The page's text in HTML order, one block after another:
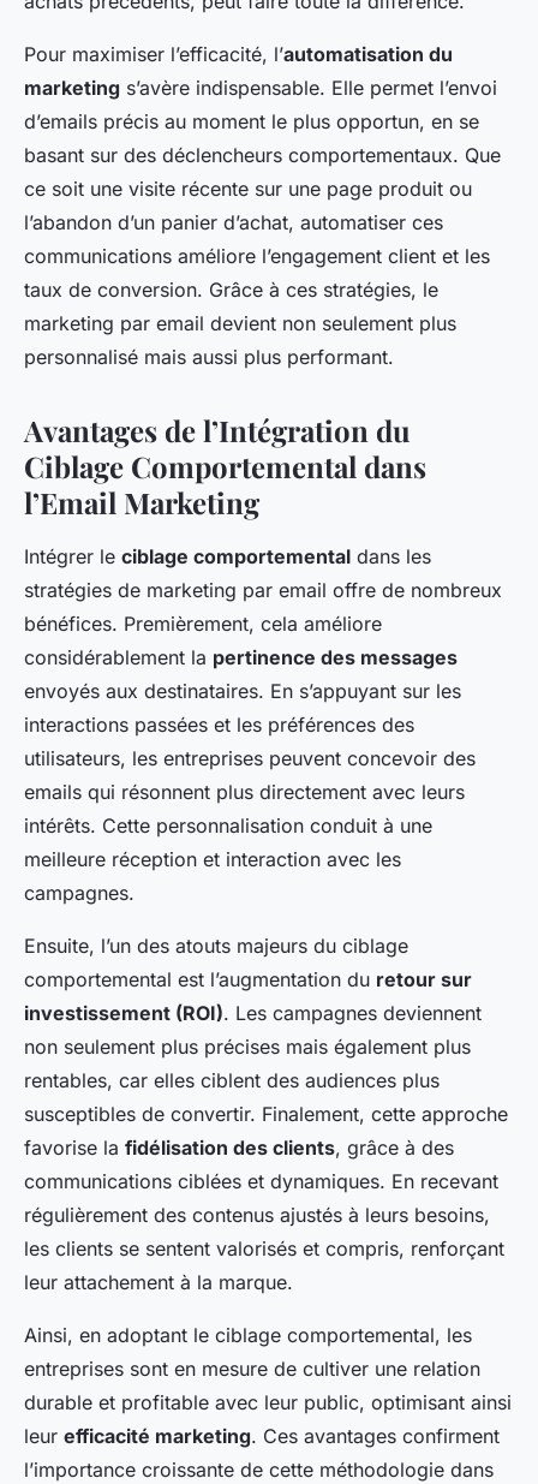
Pour maximiser l’efficacité, l’automatisation du
marketing s’avère indispensable. Elle permet l’envoi
d’emails précis au moment le plus opportun, en se
basant sur des déclencheurs comportementaux. Que
ce soit une visite récente sur une page produit ou
l’abandon d’un panier d’achat, automatiser ces
communications améliore l’engagement client et les
taux de conversion. Grâce à ces stratégies, le
marketing par email devient non seulement plus
personnalisé mais aussi plus performant.
Avantages de l’Intégration du
Ciblage Comportemental dans
l’Email Marketing
Intégrer le ciblage comportemental dans les
stratégies de marketing par email offre de nombreux
bénéfices. Premièrement, cela améliore
considérablement la pertinence des messages
envoyés aux destinataires. En s’appuyant sur les
interactions passées et les préférences des
utilisateurs, les entreprises peuvent concevoir des
emails qui résonnent plus directement avec leurs
intérêts. Cette personnalisation conduit à une
meilleure réception et interaction avec les
campagnes.
Ensuite, l’un des atouts majeurs du ciblage
comportemental est l’augmentation du retour sur
investissement (ROI). Les campagnes deviennent
non seulement plus précises mais également plus
rentables, car elles ciblent des audiences plus
susceptibles de convertir. Finalement, cette approche
favorise la fidélisation des clients, grâce à des
communications ciblées et dynamiques. En recevant
régulièrement des contenus ajustés à leurs besoins,
les clients se sentent valorisés et compris, renforçant
leur attachement à la marque.
Ainsi, en adoptant le ciblage comportemental, les
entreprises sont en mesure de cultiver une relation
durable et profitable avec leur public, optimisant ainsi
leur efficacité marketing. Ces avantages confirment
l’importance croissante de cette méthodologie dans